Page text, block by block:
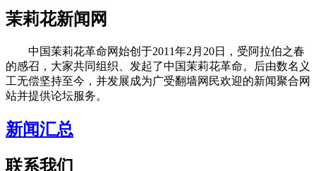
茉莉花新闻网
中国茉莉花革命网始创于2011年2月20日，受阿拉伯之春
的感召，大家共同组织、发起了中国茉莉花革命。后由数名义
工无偿坚持至今，并发展成为广受翻墙网民欢迎的新闻聚合网
站并提供论坛服务。
新闻汇总
联系我们